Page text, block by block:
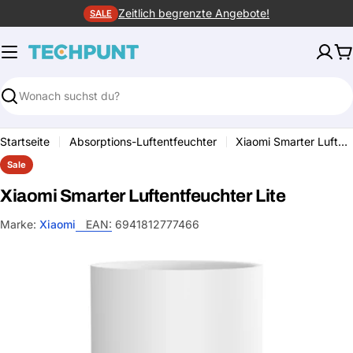
Inhalt
springen
SALE Zeitlich begrenzte Angebote!
Suchen
Startseite Absorptions-Luftentfeuchter Xiaomi Smarter Luftentfeuchter Lite
Sale
Xiaomi Smarter Luftentfeuchter Lite
Marke: Xiaomi EAN: 6941812777466